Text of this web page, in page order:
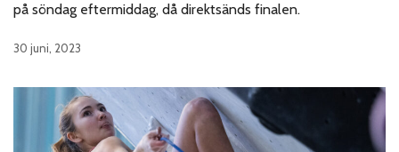
på söndag eftermiddag, då direktsänds finalen.
30 juni, 2023